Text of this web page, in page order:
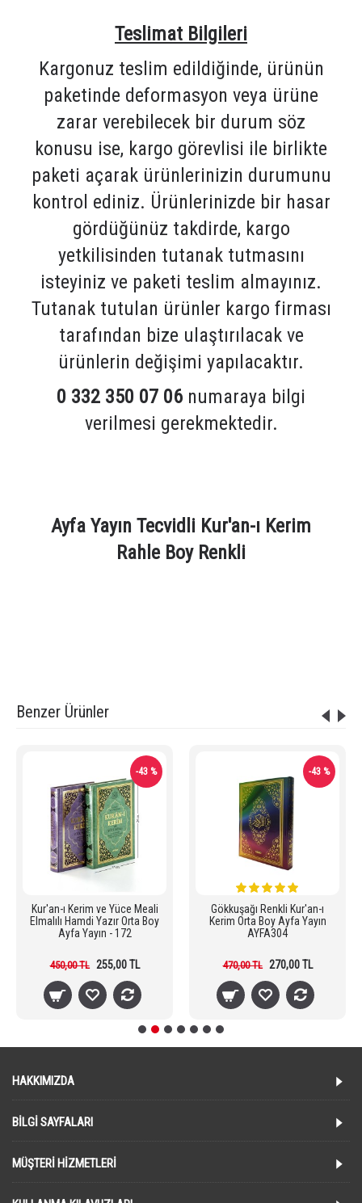
Teslimat Bilgileri
Kargonuz teslim edildiğinde, ürünün
paketinde deformasyon veya ürüne
zarar verebilecek bir durum söz
konusu ise, kargo görevlisi ile birlikte
paketi açarak ürünlerinizin durumunu
kontrol ediniz. Ürünlerinizde bir hasar
gördüğünüz takdirde, kargo
yetkilisinden tutanak tutmasını
isteyiniz ve paketi teslim almayınız.
Tutanak tutulan ürünler kargo firması
tarafından bize ulaştırılacak ve
ürünlerin değişimi yapılacaktır.
0 332 350 07 06 numaraya bilgi
verilmesi gerekmektedir.
Ayfa Yayın Tecvidli Kur'an-ı Kerim
Rahle Boy Renkli
Benzer Ürünler
-43 %
Kur'an-ı Kerim ve Yüce Meali
Elmalılı Hamdi Yazır Orta Boy
Ayfa Yayın - 172
450,00 TL 255,00 TL
-43 %
Gökkuşağı Renkli Kur'an-ı
Kerim Orta Boy Ayfa Yayın
AYFA304
470,00 TL 270,00 TL
HAKKIMIZDA
BILGI SAYFALARI
MÜŞTERI HIZMETLERI